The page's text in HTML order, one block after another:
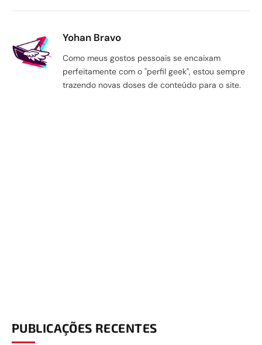
Yohan Bravo
Como meus gostos pessoais se encaixam
perfeitamente com o "perfil geek", estou sempre
trazendo novas doses de conteúdo para o site.
PUBLICAÇÕES RECENTES